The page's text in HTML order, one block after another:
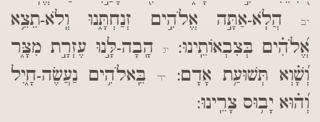
יב
הֲלֹֽא-אַתָּ֣ה אֱלֹהִ֣ים זְנַחְתָּ֑נוּ וְֽלֹא-תֵצֵ֥א
אֱ֝לֹהִ֗ים בְּצִבְאוֹתֵֽינוּ:
יג
הָֽבָה-לָּ֣נוּ עֶזְרָ֣ת מִצָּ֑ר
וְ֝שָׁ֗וְא תְּשׁוּעַ֥ת אָדָם:יד
בֵּֽאלֹהִ֥ים נַעֲשֶׂה-חָ֑יִל
וְ֝ה֗וּא יָב֥וּס צָרֵֽינוּ: